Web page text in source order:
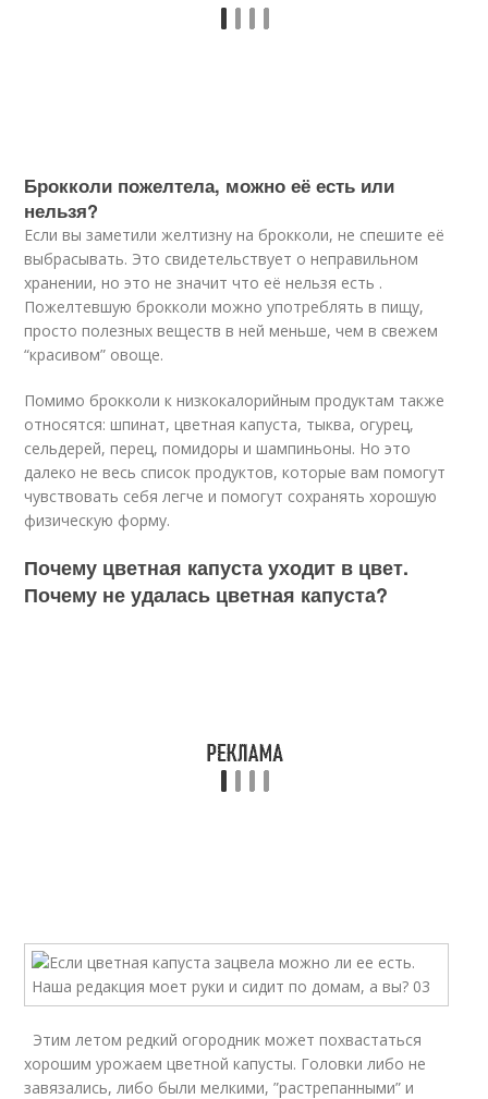
Брокколи пожелтела, можно её есть или
нельзя?
Если вы заметили желтизну на брокколи, не спешите её
выбрасывать. Это свидетельствует о неправильном
хранении, но это не значит что её нельзя есть .
Пожелтевшую брокколи можно употреблять в пищу,
просто полезных веществ в ней меньше, чем в свежем
“красивом” овоще.
Помимо брокколи к низкокалорийным продуктам также
относятся: шпинат, цветная капуста, тыква, огурец,
сельдерей, перец, помидоры и шампиньоны. Но это
далеко не весь список продуктов, которые вам помогут
чувствовать себя легче и помогут сохранять хорошую
физическую форму.
Почему цветная капуста уходит в цвет.
Почему не удалась цветная капуста?
Этим летом редкий огородник может похвастаться
хорошим урожаем цветной капусты. Головки либо не
завязались, либо были мелкими, ”растрепанными” и